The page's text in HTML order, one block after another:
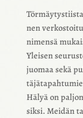
nen
nimensä
Ylei­sen
juomaa sekä
Hälyä on
siksi. Meidän